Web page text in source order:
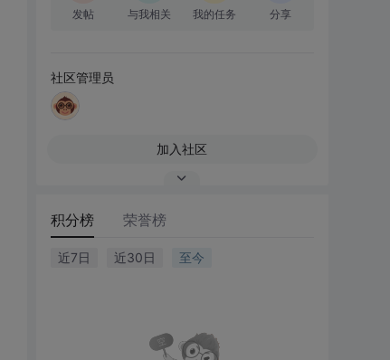
发帖 与我相关 我的任务 分享
社区管理员
加入社区
积分榜 荣誉榜
近7日 近30日 至今